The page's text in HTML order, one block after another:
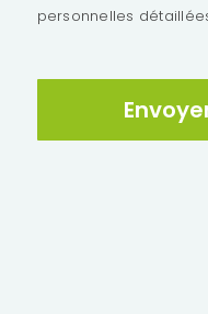
personnelles